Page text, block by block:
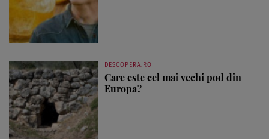
DESCOPERA.RO
Care este cel mai vechi pod din
Europa?